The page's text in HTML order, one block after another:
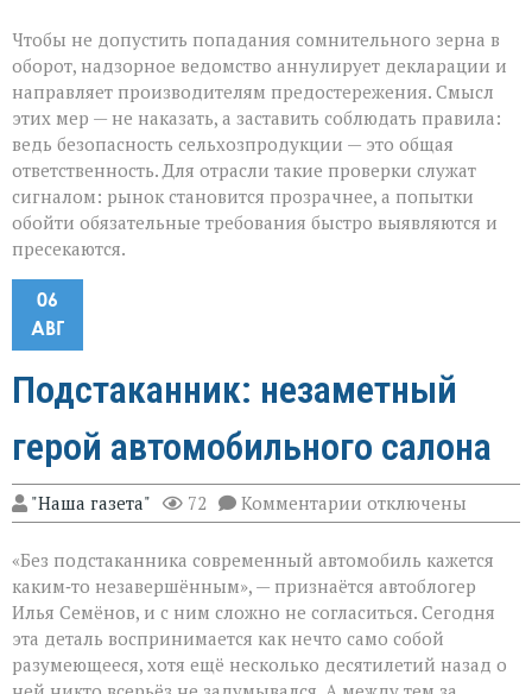
Чтобы не допустить попадания сомнительного зерна в
оборот, надзорное ведомство аннулирует декларации и
направляет производителям предостережения. Смысл
этих мер — не наказать, а заставить соблюдать правила:
ведь безопасность сельхозпродукции — это общая
ответственность. Для отрасли такие проверки служат
сигналом: рынок становится прозрачнее, а попытки
обойти обязательные требования быстро выявляются и
пресекаются.
06
АВГ
Подстаканник: незаметный
герой автомобильного салона
"Наша газета" 72 Комментарии к
записи
незаметный
герой
автомобильного
салона
отключены
«Без подстаканника современный автомобиль кажется
каким‑то незавершённым», — признаётся автоблогер
Илья Семёнов, и с ним сложно не согласиться. Сегодня
эта деталь воспринимается как нечто само собой
разумеющееся, хотя ещё несколько десятилетий назад о